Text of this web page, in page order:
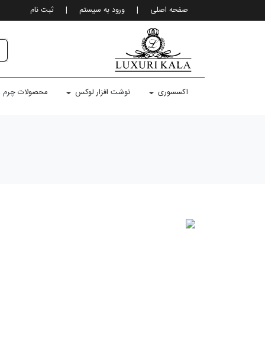
صفحه اصلی | ورود به سيستم | ثبت نام
اکسسوری نوشت افزار لوکس محصولات چرم